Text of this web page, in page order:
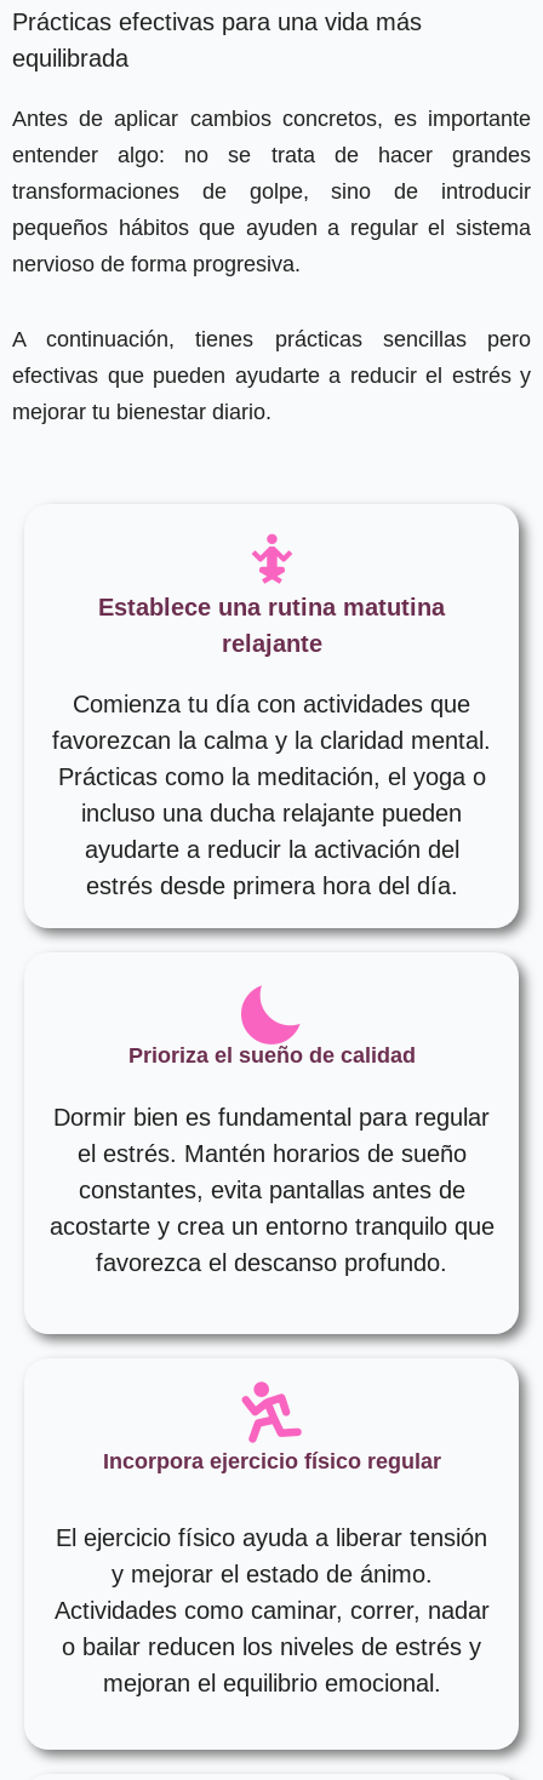
Prácticas efectivas para una vida más
equilibrada
Antes de aplicar cambios concretos, es importante
entender algo: no se trata de hacer grandes
transformaciones de golpe, sino de introducir
pequeños hábitos que ayuden a regular el sistema
nervioso de forma progresiva.
A continuación, tienes prácticas sencillas pero
efectivas que pueden ayudarte a reducir el estrés y
mejorar tu bienestar diario.
Establece una rutina matutina
relajante
Comienza tu día con actividades que
favorezcan la calma y la claridad mental.
Prácticas como la meditación, el yoga o
incluso una ducha relajante pueden
ayudarte a reducir la activación del
estrés desde primera hora del día.
Prioriza el sueño de calidad
Dormir bien es fundamental para regular
el estrés. Mantén horarios de sueño
constantes, evita pantallas antes de
acostarte y crea un entorno tranquilo que
favorezca el descanso profundo.
Incorpora ejercicio físico regular
El ejercicio físico ayuda a liberar tensión
y mejorar el estado de ánimo.
Actividades como caminar, correr, nadar
o bailar reducen los niveles de estrés y
mejoran el equilibrio emocional.